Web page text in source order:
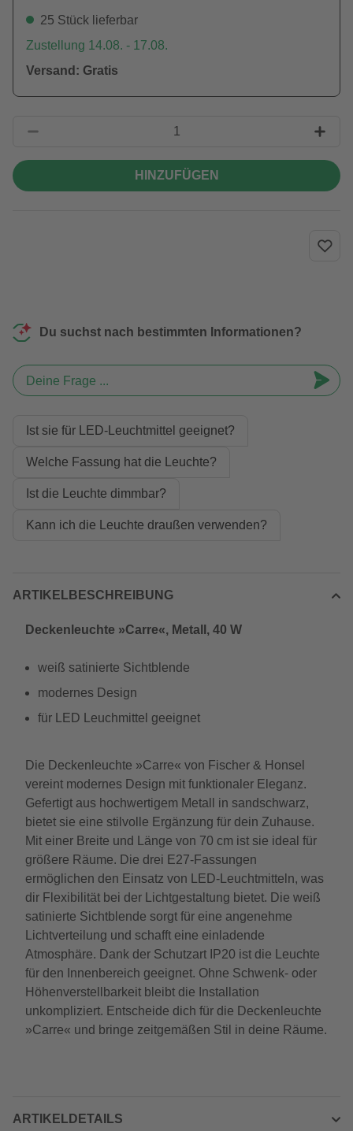
25 Stück lieferbar
Zustellung 14.08. - 17.08.
Versand: Gratis
HINZUFÜGEN
Du suchst nach bestimmten Informationen?
Deine Frage ...
Ist sie für LED-Leuchtmittel geeignet?
Welche Fassung hat die Leuchte?
Ist die Leuchte dimmbar?
Kann ich die Leuchte draußen verwenden?
ARTIKELBESCHREIBUNG
Deckenleuchte »Carre«, Metall, 40 W
weiß satinierte Sichtblende
modernes Design
für LED Leuchmittel geeignet
Die Deckenleuchte »Carre« von Fischer & Honsel
vereint modernes Design mit funktionaler Eleganz.
Gefertigt aus hochwertigem Metall in sandschwarz,
bietet sie eine stilvolle Ergänzung für dein Zuhause.
Mit einer Breite und Länge von 70 cm ist sie ideal für
größere Räume. Die drei E27-Fassungen
ermöglichen den Einsatz von LED-Leuchtmitteln, was
dir Flexibilität bei der Lichtgestaltung bietet. Die weiß
satinierte Sichtblende sorgt für eine angenehme
Lichtverteilung und schafft eine einladende
Atmosphäre. Dank der Schutzart IP20 ist die Leuchte
für den Innenbereich geeignet. Ohne Schwenk- oder
Höhenverstellbarkeit bleibt die Installation
unkompliziert. Entscheide dich für die Deckenleuchte
»Carre« und bringe zeitgemäßen Stil in deine Räume.
ARTIKELDETAILS